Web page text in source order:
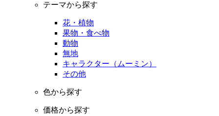
テーマから探す
花・植物
果物・食べ物
動物
無地
キャラクター（ムーミン）
その他
色から探す
価格から探す